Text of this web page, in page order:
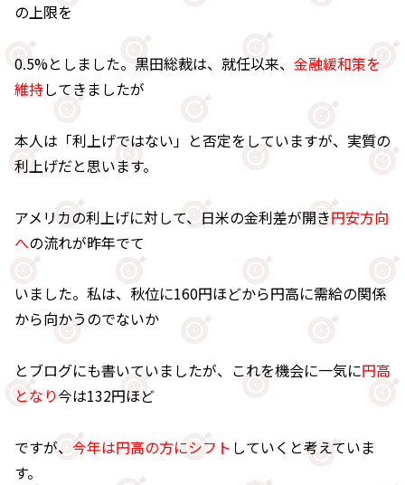
の上限を
0.5%としました。黒田総裁は、就任以来、 金融緩和策を
維持してきましたが
本人は「利上げではない」と否定をしていますが、実質の
利上げだと思います。
アメリカの利上げに対して、日米の金利差が開き円安方向
への流れが昨年でて
いました。私は、秋位に160円ほどから円高に需給の関係
から向かうのでないか
とブログにも書いていましたが、これを機会に一気に円高
となり今は132円ほど
ですが、今年は円高の方にシフト していくと考えていま
す。